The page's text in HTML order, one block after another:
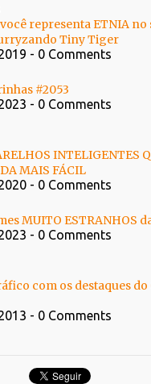
representa ETNIA no
Tiny Tiger
- 0 Comments
#2053
- 0 Comments
INTELIGENTES
MAIS FÁCIL
- 0 Comments
MUITO ESTRANHOS
- 0 Comments
com os destaques do
- 0 Comments